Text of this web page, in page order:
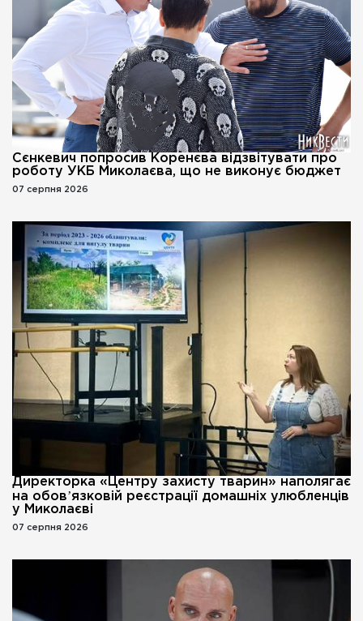
Сєнкевич попросив Коренєва відзвітувати про
роботу УКБ Миколаєва, що не виконує бюджет
07 серпня 2026
Директорка «Центру захисту тварин» наполягає
на обовʼязковій реєстрації домашніх улюбленців
у Миколаєві
07 серпня 2026